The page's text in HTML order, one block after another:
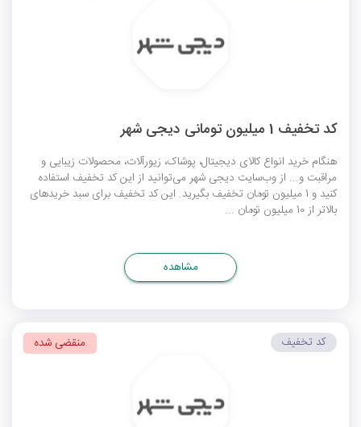
کد تخفیف 1 میلیون تومانی دیجی شهر
هنگام خرید انواع کالای دیجیتال، پوشاک، زیورآلات، محصولات زیبایی و
مراقبت و... از وب‌سایت دیجی شهر می‌توانید از این کد تخفیف استفاده
کنید و 1 میلیون تومان تخفیف بگیرید. این کد تخفیف برای سبد خریدهای
بالاتر از 10 میلیون تومان ...
مشاهده
کد تخفیف منقضی شده